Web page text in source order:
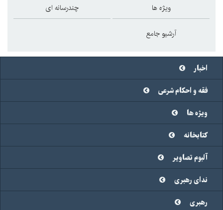
ویژه ها چندرسانه ای
آرشیو جامع
اخبار
فقه و احکام شرعی
ویژه ها
کتابخانه
آلبوم تصاویر
ندای رهبری
رهبری